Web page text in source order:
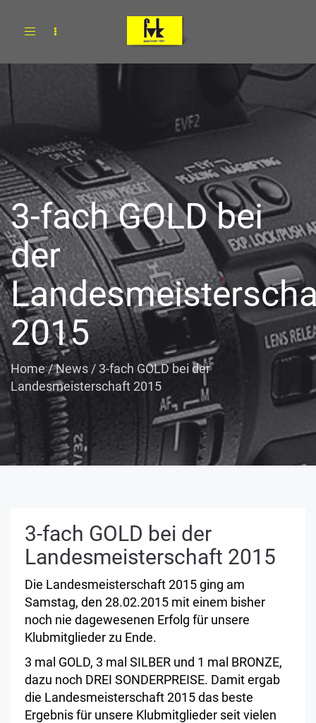
Toggle
3-fach GOLD bei
der
2015
Home/News / 3-fach GOLD bei der
Landesmeisterschaft 2015
3-fach GOLD bei der
Landesmeisterschaft 2015
Die Landesmeisterschaft 2015 ging am
Samstag, den 28.02.2015 mit einem bisher
noch nie dagewesenen Erfolg für unsere
Klubmitglieder zu Ende.
3 mal GOLD, 3 mal SILBER und 1 mal BRONZE,
dazu noch DREI SONDERPREISE. Damit ergab
die Landesmeisterschaft 2015 das beste
Ergebnis für unsere Klubmitglieder seit vielen